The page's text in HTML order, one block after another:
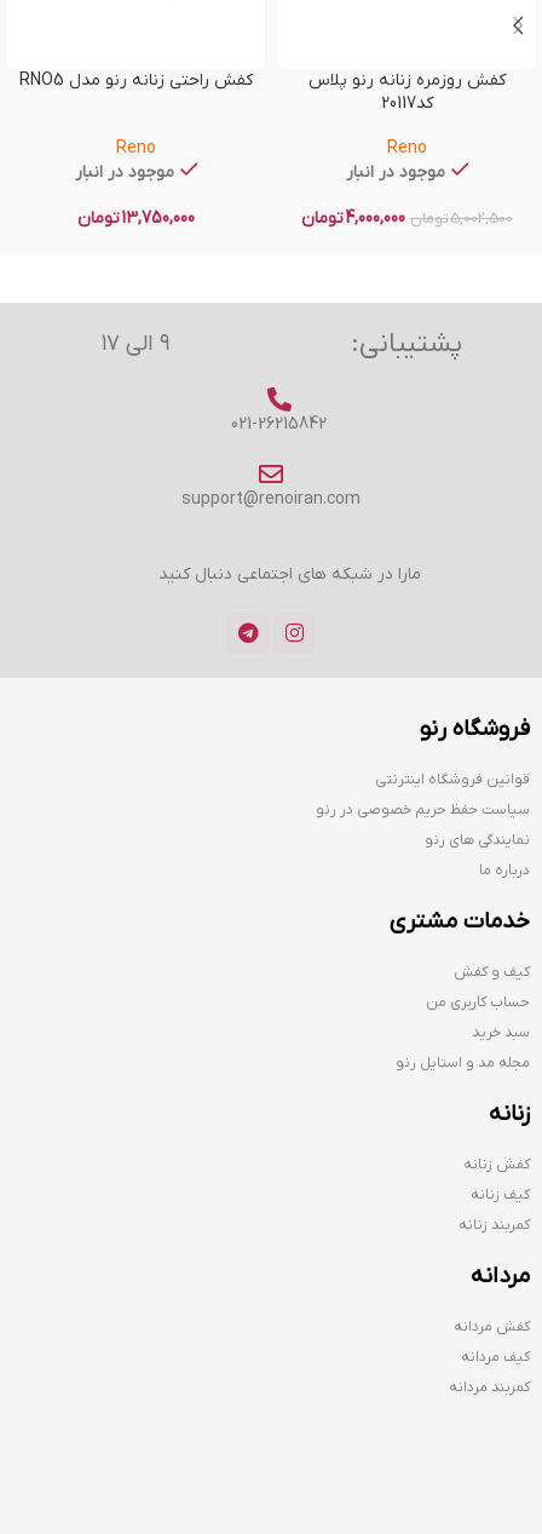
کفش روزمره زنانه رنو پلاس
کد20117
Reno
موجود در انبار
5,002,500تومان 4,000,000تومان
کفش راحتی زنانه رنو مدل RNO5
Reno
موجود در انبار
13,750,000تومان
پشتیبانی: ۹ الی ۱۷
021-26215842
support@renoiran.com
مارا در شبکه های اجتماعی دنبال کنید
فروشگاه رنو
قوانین فروشگاه اینترنتی
سیاست حفظ حریم خصوصی در رنو
نمایندگی های رنو
درباره ما
خدمات مشتری
کیف و کفش
حساب کاربری من
سبد خرید
مجله مد و استایل رنو
زنانه
کفش زنانه
کیف زنانه
کمربند زنانه
مردانه
کفش مردانه
کیف مردانه
کمربند مردانه